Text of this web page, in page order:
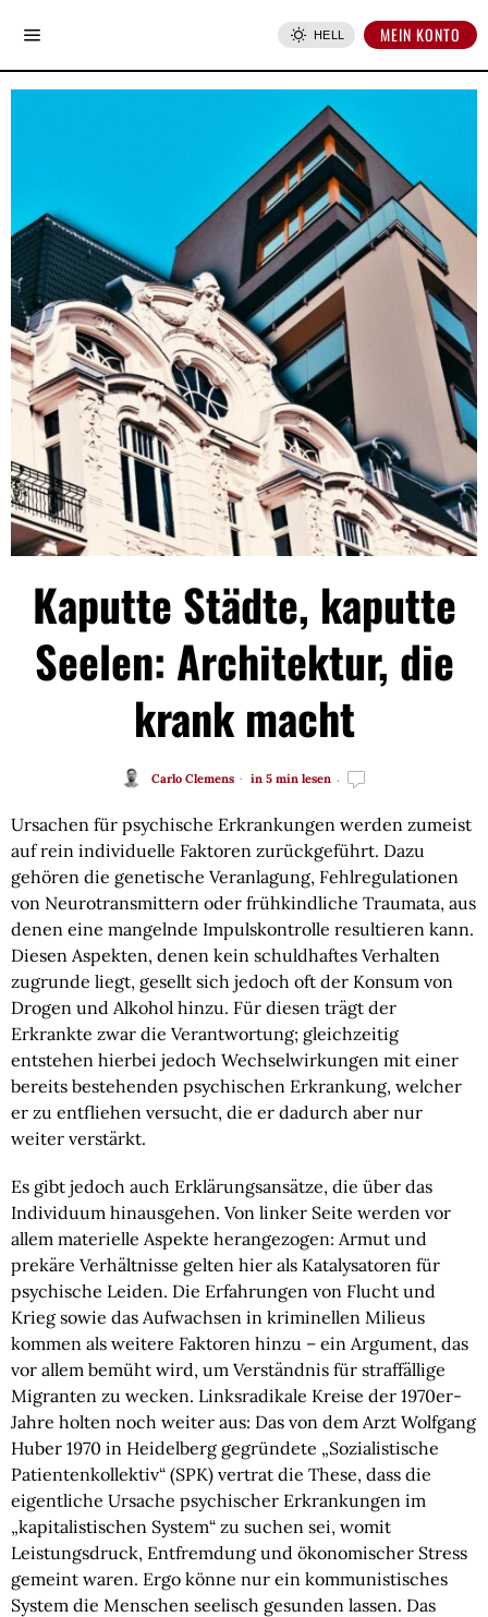
HELL MEIN KONTO
Kaputte Städte, kaputte
Seelen: Architektur, die
krank macht
Carlo Clemens in 5 min lesen
Ursachen für psychische Erkrankungen werden zumeist
auf rein individuelle Faktoren zurückgeführt. Dazu
gehören die genetische Veranlagung, Fehlregulationen
von Neurotransmittern oder frühkindliche Traumata, aus
denen eine mangelnde Impulskontrolle resultieren kann.
Diesen Aspekten, denen kein schuldhaftes Verhalten
zugrunde liegt, gesellt sich jedoch oft der Konsum von
Drogen und Alkohol hinzu. Für diesen trägt der
Erkrankte zwar die Verantwortung; gleichzeitig
entstehen hierbei jedoch Wechselwirkungen mit einer
bereits bestehenden psychischen Erkrankung, welcher
er zu entfliehen versucht, die er dadurch aber nur
weiter verstärkt.
Es gibt jedoch auch Erklärungsansätze, die über das
Individuum hinausgehen. Von linker Seite werden vor
allem materielle Aspekte herangezogen: Armut und
prekäre Verhältnisse gelten hier als Katalysatoren für
psychische Leiden. Die Erfahrungen von Flucht und
Krieg sowie das Aufwachsen in kriminellen Milieus
kommen als weitere Faktoren hinzu – ein Argument, das
vor allem bemüht wird, um Verständnis für straffällige
Migranten zu wecken. Linksradikale Kreise der 1970er-
Jahre holten noch weiter aus: Das von dem Arzt Wolfgang
Huber 1970 in Heidelberg gegründete „Sozialistische
Patientenkollektiv“ (SPK) vertrat die These, dass die
eigentliche Ursache psychischer Erkrankungen im
„kapitalistischen System“ zu suchen sei, womit
Leistungsdruck, Entfremdung und ökonomischer Stress
gemeint waren. Ergo könne nur ein kommunistisches
System die Menschen seelisch gesunden lassen. Das